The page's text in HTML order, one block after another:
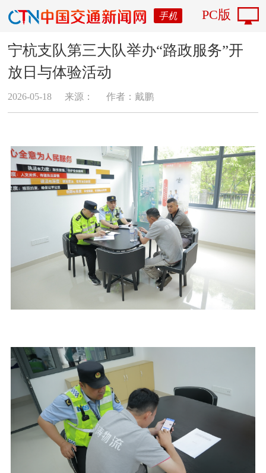
手机 PC版
宁杭支队第三大队举办“路政服务”开
放日与体验活动
2026-05-18 来源： 作者：戴鹏